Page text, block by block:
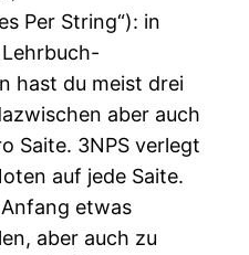
Per String“): in
hast du meist drei
aber auch
Saite. 3NPS verlegt
auf jede Saite.
etwas
aber auch zu